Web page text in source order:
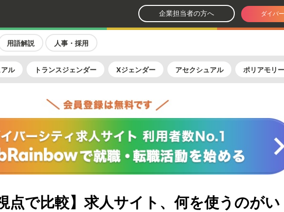
企業担当者の方へ ダイバ
用語解説 人事・採用
ル トランスジェンダー Xジェンダー アセクシュアル ポリアモリー
点で比較】求人サイト、何を使うのがい